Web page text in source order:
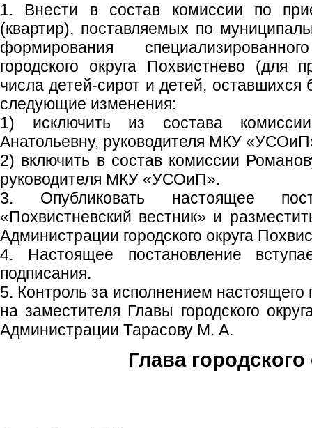
1. Внести в состав комиссии по
(квартир), поставляемых по
формирования
городского округа Похвистнево (для
числа детей-сирот и детей, оставшихся
следующие изменения:
1) исключить из состава
Анатольевну, руководителя МКУ
2) включить в состав комиссии
руководителя МКУ «УСОиП».
3. Опубликовать настоящее
«Похвистневский вестник» и
Администрации городского округа
4. Настоящее постановление
подписания.
5. Контроль за исполнением настоящего
на заместителя Главы городского
Администрации Тарасову М. А.
Глава городского